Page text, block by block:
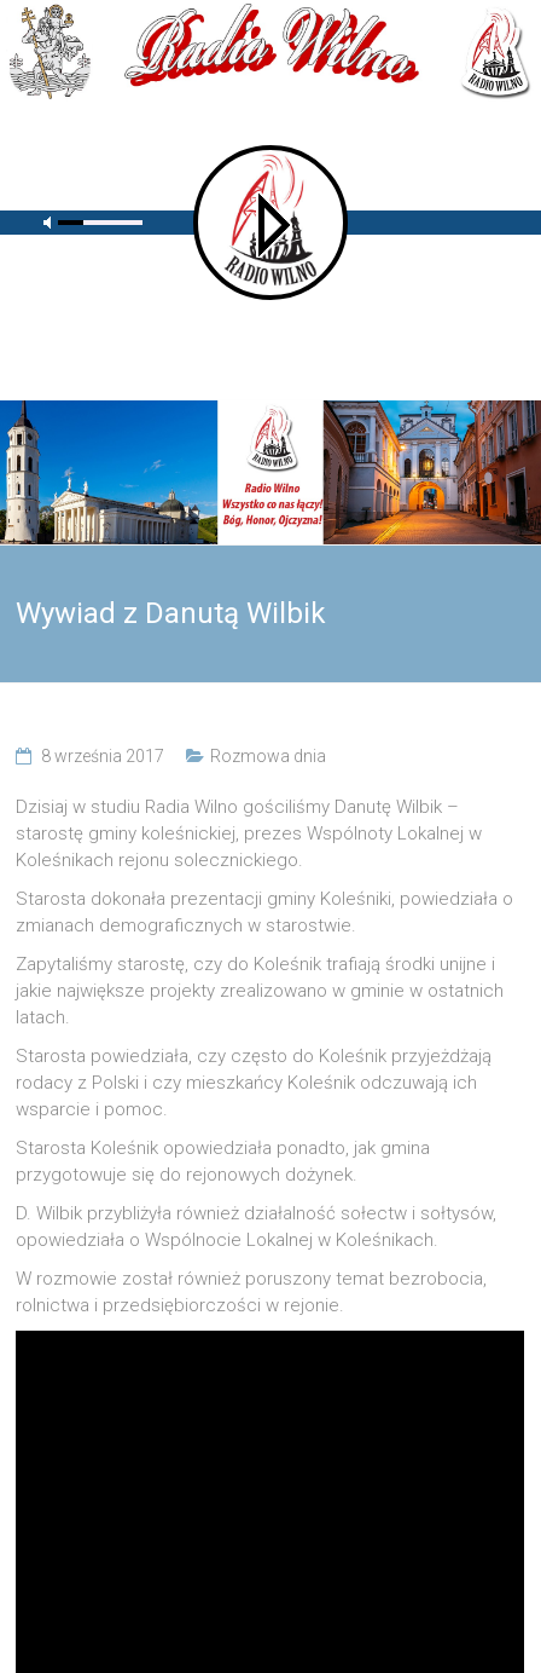
Wywiad z Danutą Wilbik
8 września 2017 Rozmowa dnia
Dzisiaj w studiu Radia Wilno gościliśmy Danutę Wilbik –
starostę gminy koleśnickiej, prezes Wspólnoty Lokalnej w
Koleśnikach rejonu solecznickiego.
Starosta dokonała prezentacji gminy Koleśniki, powiedziała o
zmianach demograficznych w starostwie.
Zapytaliśmy starostę, czy do Koleśnik trafiają środki unijne i
jakie największe projekty zrealizowano w gminie w ostatnich
latach.
Starosta powiedziała, czy często do Koleśnik przyjeżdżają
rodacy z Polski i czy mieszkańcy Koleśnik odczuwają ich
wsparcie i pomoc.
Starosta Koleśnik opowiedziała ponadto, jak gmina
przygotowuje się do rejonowych dożynek.
D. Wilbik przybliżyła również działalność sołectw i sołtysów,
opowiedziała o Wspólnocie Lokalnej w Koleśnikach.
W rozmowie został również poruszony temat bezrobocia,
rolnictwa i przedsiębiorczości w rejonie.